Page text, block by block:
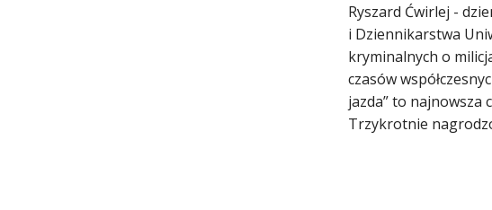
Ryszard Ćwirlej -
i Dziennikarstwa
kryminalnych o
czasów
jazda” to najnowsza
Trzykrotnie